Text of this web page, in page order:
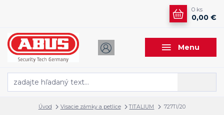
Menu
0 ks
0,00 €
Úvod Visacie zámky a petlice TITALIUM 727TI/20